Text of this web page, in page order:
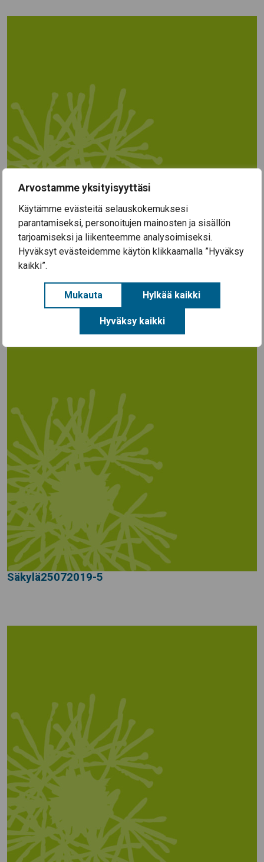
Arvostamme yksityisyyttäsi
Käytämme evästeitä selauskokemuksesi
parantamiseksi, personoitujen mainosten ja sisällön
tarjoamiseksi ja liikenteemme analysoimiseksi.
Hyväksyt evästeidemme käytön klikkaamalla ”Hyväksy
kaikki”.
Mukauta Hylkää kaikki
Hyväksy kaikki
Sälylä25072019-39
Säkylä25072019-5